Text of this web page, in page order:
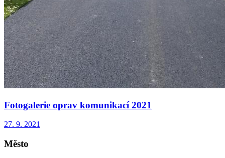
Fotogalerie oprav komunikací 2021
27. 9. 2021
Město